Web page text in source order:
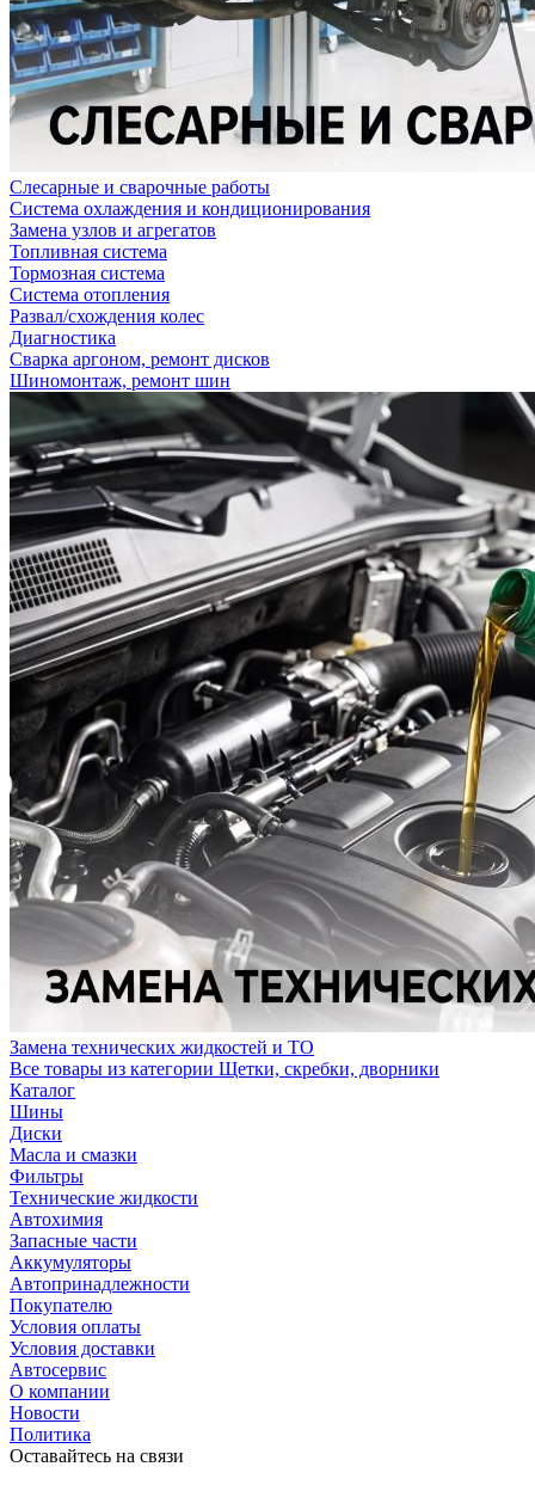
Слесарные и сварочные работы
Система охлаждения и кондиционирования
Замена узлов и агрегатов
Топливная система
Тормозная система
Система отопления
Развал/схождения колес
Диагностика
Сварка аргоном, ремонт дисков
Шиномонтаж, ремонт шин
Замена технических жидкостей и ТО
Все товары из категории Щетки, скребки, дворники
Каталог
Шины
Диски
Масла и смазки
Фильтры
Технические жидкости
Автохимия
Запасные части
Аккумуляторы
Автопринадлежности
Покупателю
Условия оплаты
Условия доставки
Автосервис
О компании
Новости
Политика
Оставайтесь на связи